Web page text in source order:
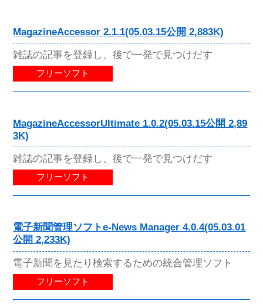
MagazineAccessor 2.1.1(05.03.15公開 2,883K)
雑誌の記事を登録し、後で一発で見つけだす
フリーソフト
MagazineAccessorUltimate 1.0.2(05.03.15公開 2,89
3K)
雑誌の記事を登録し、後で一発で見つけだす
フリーソフト
電子新聞管理ソフトe-News Manager 4.0.4(05.03.01
公開 2,233K)
電子新聞を見たり検索するための統合管理ソフト
フリーソフト